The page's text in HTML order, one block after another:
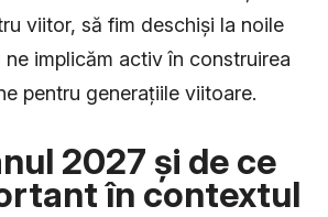
viitor, să fim deschiși la noile
implicăm activ în construirea
pentru generațiile viitoare.
2027 și de ce
în contextul